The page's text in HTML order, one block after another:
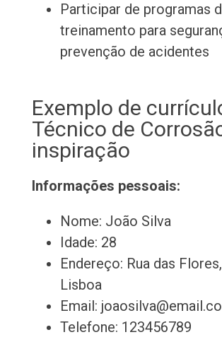
Participar de programas
treinamento para
prevenção de acidentes
Exemplo de
Técnico de
inspiração
Informações pessoais:
Nome: João Silva
Idade: 28
Endereço: Rua das
Lisboa
Email:
Telefone: 123456789